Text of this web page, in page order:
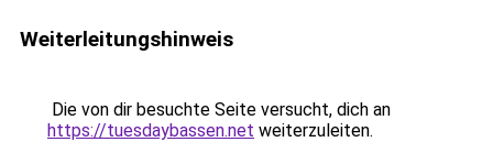
Weiterleitungshinweis
Die von dir besuchte Seite versucht, dich an
https://tuesdaybassen.net weiterzuleiten.